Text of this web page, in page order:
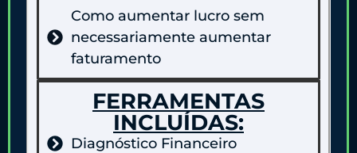
Como aumentar lucro sem
necessariamente aumentar
faturamento
FERRAMENTAS
INCLUÍDAS:
Diagnóstico Financeiro